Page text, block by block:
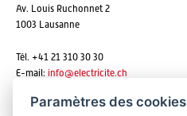
Av. Louis Ruchonnet 2
1003 Lausanne
Tél. +41 21 310 30 30
E-mail: info@electricite.ch
Paramètres des cookies